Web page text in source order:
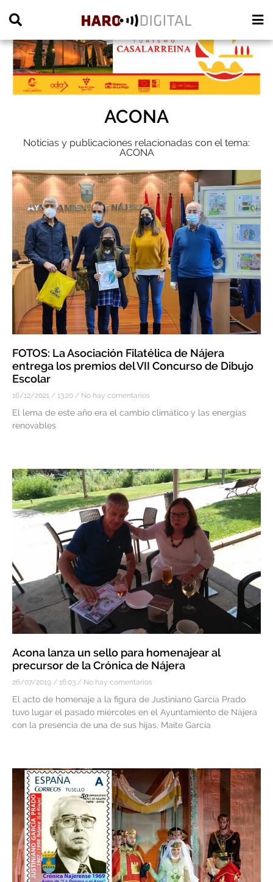
ACONA
Noticias y publicaciones relacionadas con el tema:
ACONA
FOTOS: La Asociación Filatélica de Nájera
entrega los premios del VII Concurso de Dibujo
Escolar
16/12/2021 13:20 No hay comentarios
El lema de este año era el cambio climático y las energías
renovables
Acona lanza un sello para homenajear al
precursor de la Crónica de Nájera
26/07/2019 16:03 No hay comentarios
El acto de homenaje a la figura de Justiniano García Prado
tuvo lugar el pasado miércoles en el Ayuntamiento de Nájera
con la presencia de una de sus hijas, Maite García